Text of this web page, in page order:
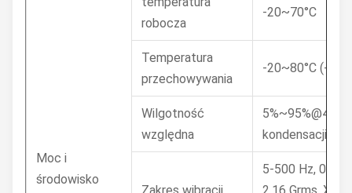
Moc i
środowisko
robocza
-20~70°C
Temperatura
przechowywania
-20~80°C (-
Wilgotność
względna
kondensacji
5-500 Hz,